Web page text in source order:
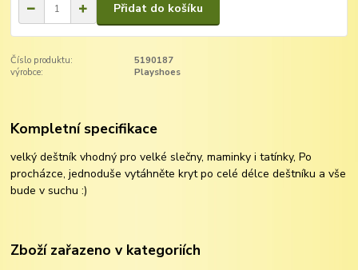
Přidat do košíku
Číslo produktu:
5190187
výrobce:
Playshoes
Kompletní specifikace
velký deštník vhodný pro velké slečny, maminky i tatínky, Po
procházce, jednoduše vytáhněte kryt po celé délce deštníku a vše
bude v suchu :)
Zboží zařazeno v kategoriích